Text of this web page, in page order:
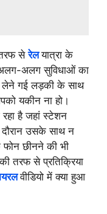
सेरेलयात्रा के
अलग-अलग सुविधाओं का
लेने गई लड़की के साथ
यकीन ना हो।
रहा है जहां स्टेशन
उसके साथ न
फोन छीनने की भी
तरफ से प्रतिक्रिया
वीडियो में क्या हुआ